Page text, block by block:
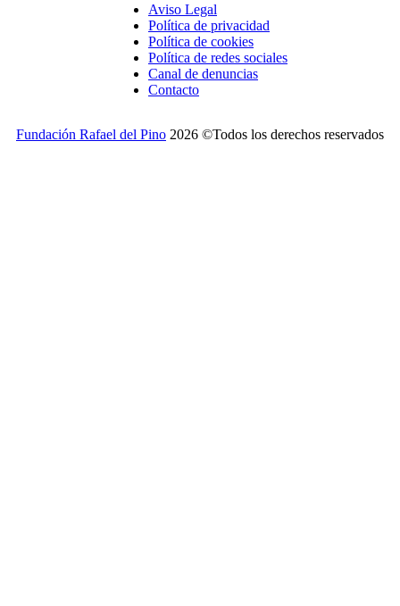
Aviso Legal
Política de privacidad
Política de cookies
Política de redes sociales
Canal de denuncias
Contacto
Fundación Rafael del Pino 2026 ©Todos los derechos reservados